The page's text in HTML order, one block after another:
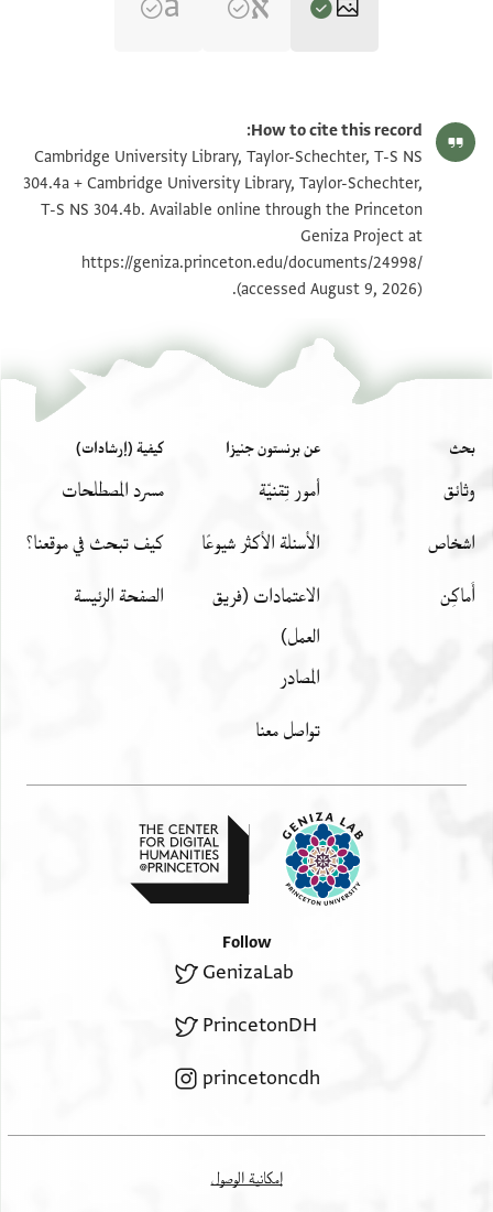
T-S NS 304.4a 1v تكبير و تدوير
T-S NS 304.4b 1r تكبير و تدوير
T-S NS 304.4b 1v
How to cite this record:
Cambridge University Library, Taylor-Schechter, T-S NS
304.4a + Cambridge University Library, Taylor-Schechter,
T-S NS 304.4b. Available online through the Princeton
Geniza Project at
https://geniza.princeton.edu/documents/24998/
(accessed August 9, 2026).
بحث
وثائق
اشخاص
أَماكِن
عن برنستون جنيزا
أمور تِقنيّة
الأسئلة الأكثر شيوعًا
الاعتمادات (فريق
العمل)
المصادر
تواصل معنا
كيفية (إرشادات)
مسرد المصطلحات
كيف تبحث في موقعنا؟
الصفحة الرئيسة
Follow
GenizaLab
PrincetonDH
princetoncdh
إمكانية الوصول